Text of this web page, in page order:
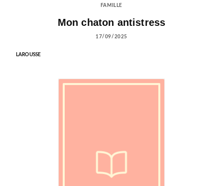
FAMILLE
Mon chaton antistress
17/09/2025
LAROUSSE